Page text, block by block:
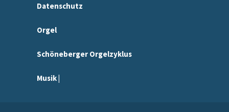
Datenschutz
Orgel
Schöneberger Orgelzyklus
Musik |